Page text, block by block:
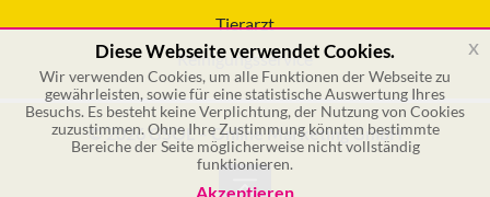
Tierarzt
Reinigungsservice
© 2026 GSOL – Online Marketing GmbH
Diese Webseite verwendet Cookies.
Wir verwenden Cookies, um alle Funktionen der Webseite zu
gewährleisten, sowie für eine statistische Auswertung Ihres
Besuchs. Es besteht keine Verplichtung, der Nutzung von Cookies
zuzustimmen. Ohne Ihre Zustimmung könnten bestimmte
Bereiche der Seite möglicherweise nicht vollständig
funktionieren.
Akzeptieren
x